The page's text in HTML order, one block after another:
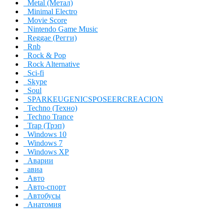
Metal (Метал)
Minimal Electro
Movie Score
Nintendo Game Music
Reggae (Регги)
Rnb
Rock & Pop
Rock Alternative
Sci-fi
Skype
Soul
SPARKEUGENICSPOSEERCREACION
Techno (Техно)
Techno Trance
Trap (Трэп)
Windows 10
Windows 7
Windows XP
Аварии
авиа
Авто
Авто-спорт
Автобусы
Анатомия